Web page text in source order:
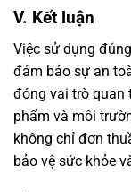
V. Kết luận
Việc sử dụng
đảm bảo sự an
đóng vai trò quan
phẩm và môi
không chỉ đơn
bảo vệ sức khỏe